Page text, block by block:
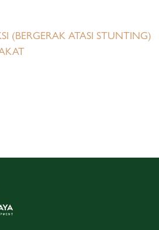
(BERGERAK ATASI STUNTING)